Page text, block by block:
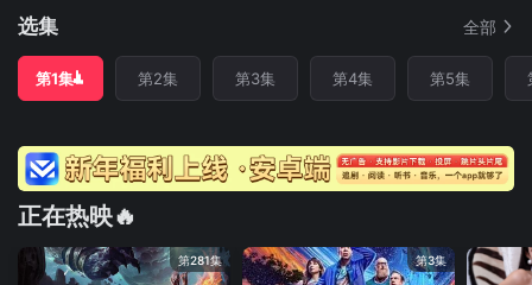
选集 全部
第1集 第2集 第3集 第4集 第5集
正在热映🔥
第281集 第3集